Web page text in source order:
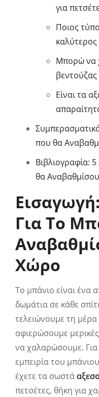
για
Ποιος
Μπορώ να
Είναι τα
που θα
Βιβλιογραφία:
θα
Για Το
Χώρο
Το μπάνιο είναι ένα
δωμάτια σε κάθε
τελειώνουμε τη
αφιερώσουμε
να χαλαρώσουμε.
εμπειρία του
έχετε τα σωστά
πετσέτες, θήκη για